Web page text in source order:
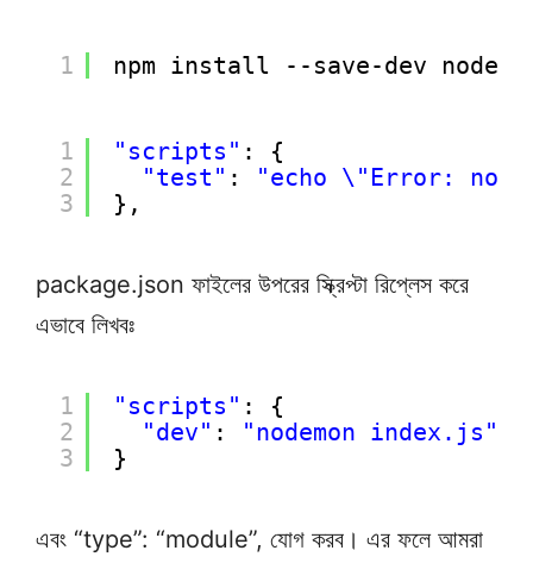
1 npm install --save-dev
1
2
3
"scripts" : {
"test" :
"echo \"Error: no
},
package.json ফাইলের উপরের স্ক্রিপ্টা রিপ্লেস করে
এভাবে লিখবঃ
1
2
3
"scripts" : {
"dev" :
"nodemon index.js"
}
এবং “type”: “module”, যোগ করব। এর ফলে আমরা